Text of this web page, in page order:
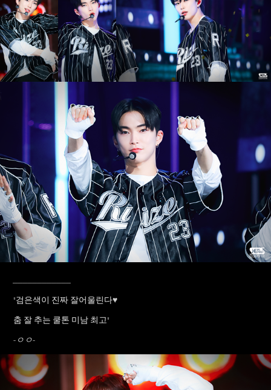
____________
"검은색이 진짜 잘어울린다♥
춤 잘 추는 쿨톤 미남 최고"
-ㅇㅇ-